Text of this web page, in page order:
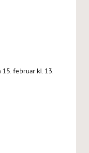
februar kl. 13.